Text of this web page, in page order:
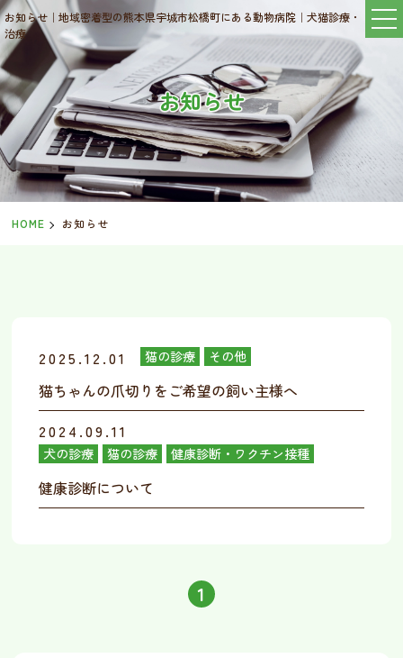
お知らせ｜地域密着型の熊本県宇城市松橋町にある動物病院｜犬猫診療・
治療
お知らせ
HOME お知らせ
2025.12.01 猫の診療 その他
猫ちゃんの爪切りをご希望の飼い主様へ
2024.09.11
犬の診療 猫の診療 健康診断・ワクチン接種
健康診断について
1